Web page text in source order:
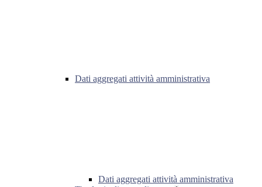
Dati aggregati attività amministrativa
Dati aggregati attività amministrativa